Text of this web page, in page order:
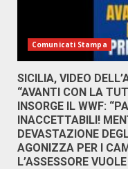
Comunicati Stampa
SICILIA, VIDEO
“AVANTI CON LA
INSORGE IL WWF:
INACCETTABILI!
DEVASTAZIONE
AGONIZZA PER I
L’ASSESSORE